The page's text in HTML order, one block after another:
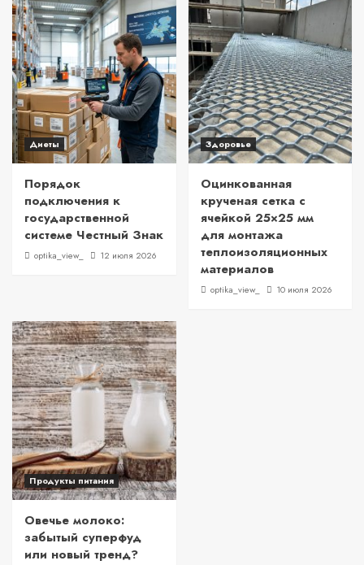
Диеты
Порядок
подключения к
государственной
системе Честный Знак
optika_view_ 12 июля 2026
Здоровье
Оцинкованная
крученая сетка с
ячейкой 25×25 мм
для монтажа
теплоизоляционных
материалов
optika_view_ 10 июля 2026
Продукты питания
Овечье молоко:
забытый суперфуд
или новый тренд?